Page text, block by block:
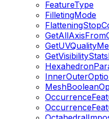
FeatureType
FilletingMode